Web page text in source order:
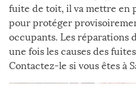
fuite de toit, il va mettre en
pour protéger
occupants. Les réparations
une fois les causes des
Contactez-le si vous êtes à